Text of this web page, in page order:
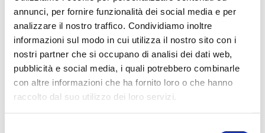
annunci, per fornire funzionalità dei social media e per
analizzare il nostro traffico. Condividiamo inoltre
informazioni sul modo in cui utilizza il nostro sito con i
nostri partner che si occupano di analisi dei dati web,
pubblicità e social media, i quali potrebbero combinarle
con altre informazioni che ha fornito loro o che hanno
raccolto dal suo utilizzo dei loro servizi.
Marzo 2025
Gennaio 2025
Dicembre 2024
Ottobre 2024